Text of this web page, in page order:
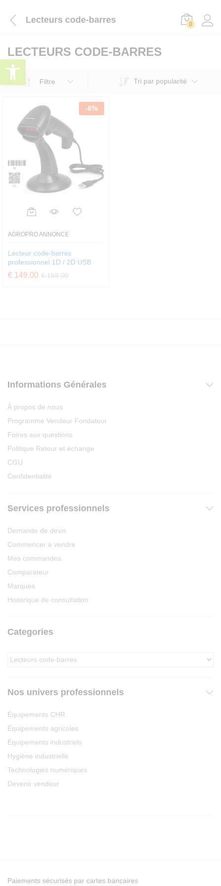
Lecteurs code-barres 0
LECTEURS CODE-BARRES
Filtre Tri par popularité
-6%
AGROPRO ANNONCE
Lecteur code-barres
professionnel 1D / 2D USB
€ 149,00 €159,00
Informations Générales
À propos de nous
Programme Vendeur Fondateur
Foires aux questions
Politique Retour et échange
CGU
Confidentialité
Services professionnels
Demande de devis
Commencer à vendre
Mes commandes
Comparateur
Marques
Historique de consultation
Categories
Nos univers professionnels
Équipements CHR
Équipements agricoles
Équipements industriels
Hygiène industrielle
Technologies numériques
Devenir vendeur
Paiements sécurisés par cartes bancaires
Ouvrir la barre d’outils